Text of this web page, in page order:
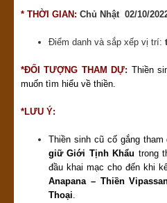
* THỜI GIAN: Chủ Nhật 02/10/
Điểm danh và sắp xếp vị trí:
*ĐỐI TƯỢNG THAM DỰ: Thiền
muốn tìm hiểu về thiền.
*LƯU Ý:
Thiền sinh cũ cố gắng
giữ Giới Tịnh Khẩu trong
đầu khai mạc cho đến khi
Anapana – Thiền
Thoại.